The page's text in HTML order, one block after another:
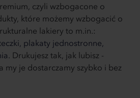
czyli wzbogacone o
które możemy wzbogacić o
lakiery to m.in.:
plakaty jednostronne,
Drukujesz tak, jak lubisz -
my je dostarczamy szybko i bez